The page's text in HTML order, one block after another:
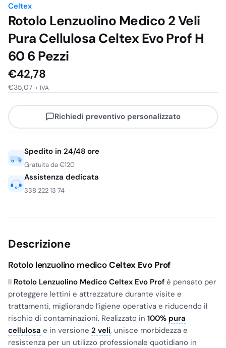
Celtex
Rotolo Lenzuolino Medico 2 Veli
Pura Cellulosa Celtex Evo Prof H
60 6 Pezzi
€42,78
€35,07 + IVA
Richiedi preventivo personalizzato
Spedito in 24/48 ore
Gratuita da €120
Assistenza dedicata
338 222 13 74
Descrizione
Rotolo lenzuolino medicoCeltex Evo Prof
Il Rotolo Lenzuolino Medico Celtex Evo Prof è pensato per
proteggere lettini e attrezzature durante visite e
trattamenti, migliorando l’igiene operativa e riducendo il
rischio di contaminazioni. Realizzato in 100% pura
cellulosa e in versione 2 veli, unisce morbidezza e
resistenza per un utilizzo professionale quotidiano in